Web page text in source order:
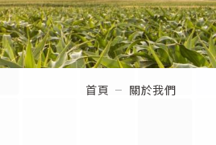
首頁 關於我們